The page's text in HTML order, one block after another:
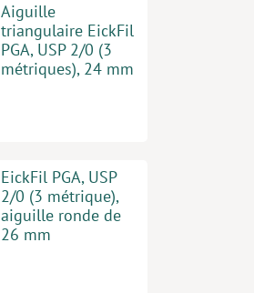
Aiguille
triangulaire EickFil
PGA, USP 2/0 (3
métriques), 24 mm
EickFil PGA, USP
2/0 (3 métrique),
aiguille ronde de
26 mm